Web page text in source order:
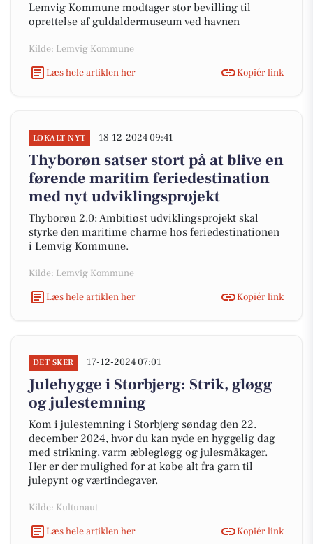
Lemvig Kommune modtager stor bevilling til
oprettelse af guldaldermuseum ved havnen
Kilde: Lemvig Kommune
Læs hele artiklen her
Kopiér link
LOKALT NYT 18-12-2024 09:41
Thyborøn satser stort på at blive en
førende maritim feriedestination
med nyt udviklingsprojekt
Thyborøn 2.0: Ambitiøst udviklingsprojekt skal
styrke den maritime charme hos feriedestinationen
i Lemvig Kommune.
Kilde: Lemvig Kommune
Læs hele artiklen her
Kopiér link
DET SKER 17-12-2024 07:01
Julehygge i Storbjerg: Strik, gløgg
og julestemning
Kom i julestemning i Storbjerg søndag den 22.
december 2024, hvor du kan nyde en hyggelig dag
med strikning, varm æblegløgg og julesmåkager.
Her er der mulighed for at købe alt fra garn til
julepynt og værtindegaver.
Kilde: Kultunaut
Læs hele artiklen her
Kopiér link